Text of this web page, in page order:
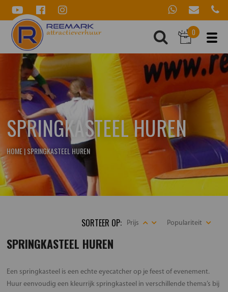
0
SPRINGKASTEEL HUREN
HOME|SPRINGKASTEEL HUREN
SPRINGKASTEEL HUREN
Een springkasteel is een echte eyecatcher op je feest of evenement.
Huur eenvoudig een kleurrijk springkasteel in verschillende thema’s bij
SORTEER OP: Prijs Populariteit